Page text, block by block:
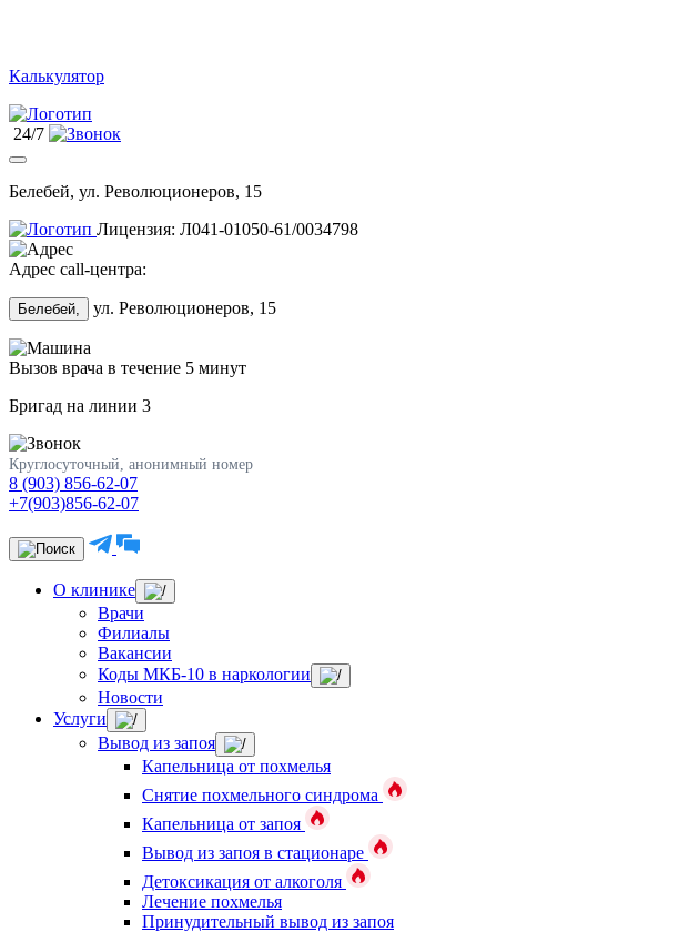
Калькулятор
24/7
Белебей, ул. Революционеров, 15
Лицензия: Л041-01050-61/0034798
Адрес call-центра:
Белебей, ул. Революционеров, 15
Вызов врача в течение 5 минут
Бригад на линии 3
Круглосуточный, анонимный номер
8 (903) 856-62-07
+7(903)856-62-07
О клинике
Врачи
Филиалы
Вакансии
Коды МКБ-10 в наркологии
Новости
Услуги
Вывод из запоя
Капельница от похмелья
Снятие похмельного синдрома
Капельница от запоя
Вывод из запоя в стационаре
Детоксикация от алкоголя
Лечение похмелья
Принудительный вывод из запоя